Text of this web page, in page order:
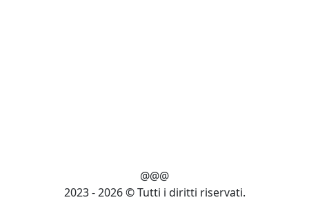
@@@
2023 - 2026 © Tutti i diritti riservati.